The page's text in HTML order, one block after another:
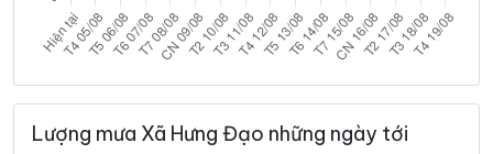
Lượng mưa Xã Hưng Đạo những ngày tới